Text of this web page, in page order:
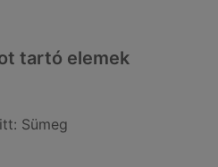
tartó elemek
Sümeg